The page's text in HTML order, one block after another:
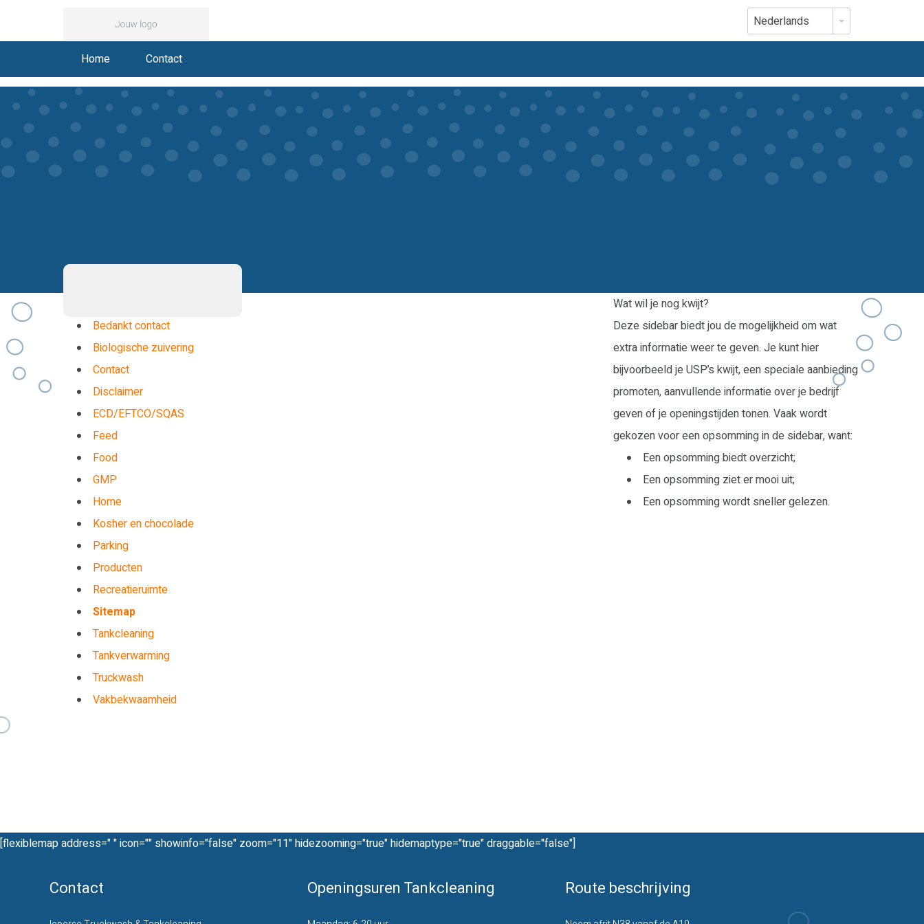
Nederlands
Home Contact
Bedankt contact
Biologische zuivering
Contact
Disclaimer
ECD/EFTCO/SQAS
Feed
Food
GMP
Home
Kosher en chocolade
Parking
Producten
Recreatieruimte
Sitemap
Tankcleaning
Tankverwarming
Truckwash
Vakbekwaamheid
Wat wil je nog kwijt?
Deze sidebar biedt jou de mogelijkheid om wat
extra informatie weer te geven. Je kunt hier
bijvoorbeeld je USP’s kwijt, een speciale aanbieding
promoten, aanvullende informatie over je bedrijf
geven of je openingstijden tonen. Vaak wordt
gekozen voor een opsomming in de sidebar, want:
Een opsomming biedt overzicht;
Een opsomming ziet er mooi uit;
Een opsomming wordt sneller gelezen.
[flexiblemap address=" " icon="" showinfo="false" zoom="11" hidezooming="true" hidemaptype="true" draggable="false"]
Contact Openingsuren Tankcleaning Route beschrijving